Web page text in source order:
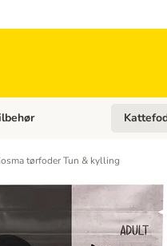
menu: Hundefoder Åben
tørfoder Tun & kylling